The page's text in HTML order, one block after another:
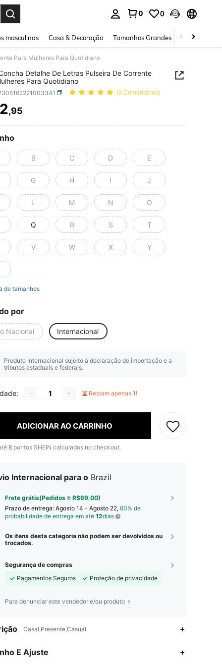
0 0
masculinas Casa & Decoração Tamanhos Grandes Joias e
Para Mulheres Para Quotidiano
Detalhe De Letras Pulseira De Corrente
Para Quotidiano
(3 Comentários)
AND AVAILABILITY
,95
B C D E
G H I J
L M N O
Q R S T
V W X Y
de tamanhos
por
Nacional Internacional
Produto Internacional sujeito à declaração de importação e a
tributos estaduais e federais.
Restam apenas 1!
ADICIONAR AO CARRINHO
8 pontos SHEIN calculados no checkout.
Internacional para o Brazil
Frete grátis(Pedidos ≥ R$69,00)
Prazo de entrega: Agosto 14 - Agosto 22, 60% de
probabilidade de entrega em até 12dias
Os itens desta categoria não podem ser devolvidos ou
trocados.
Segurança de compras
Pagamentos Seguros
Proteção de privacidade
Para denunciar este vendedor e/ou produto
Casal,Presente,Casual
E Ajuste
4,86